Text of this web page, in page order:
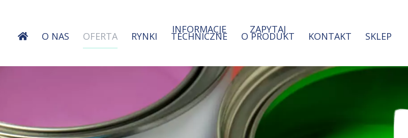
O NAS OFERTA RYNKI
INFORMACJE
TECHNICZNE
ZAPYTAJ
O PRODUKT KONTAKT SKLEP